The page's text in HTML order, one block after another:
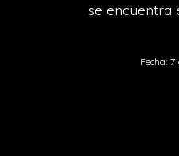
se encuentra
Fecha: 7